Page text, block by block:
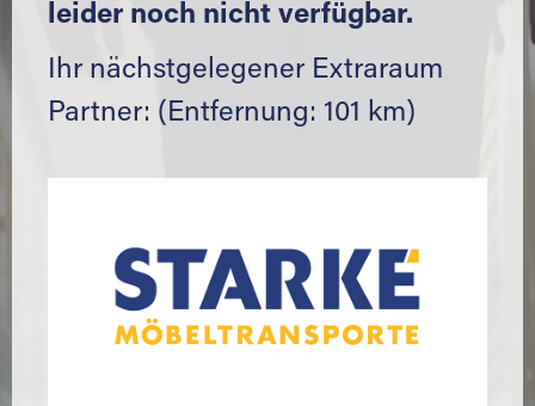
leider noch nicht verfügbar.
Ihr nächstgelegener Extraraum
Partner: (Entfernung: 101 km)